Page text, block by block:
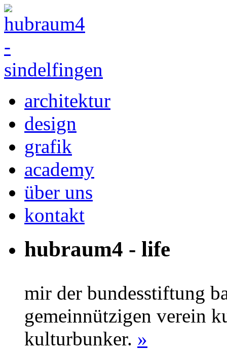
architektur
design
grafik
academy
über uns
kontakt
hubraum4 - life
mir der bundesstiftung
gemeinnützigen verein
kulturbunker. »